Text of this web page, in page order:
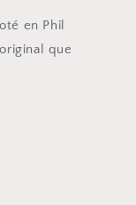
en Phil
que